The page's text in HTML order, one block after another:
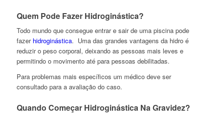
Quem Pode Fazer Hidroginástica?
Todo mundo que consegue entrar e sair de uma piscina pode
fazer hidroginástica. Uma das grandes vantagens da hidro é
reduzir o peso corporal, deixando as pessoas mais leves e
permitindo o movimento até para pessoas debilitadas.
Para problemas mais específicos um médico deve ser
consultado para a avaliação do caso.
Quando Começar Hidroginástica Na Gravidez?